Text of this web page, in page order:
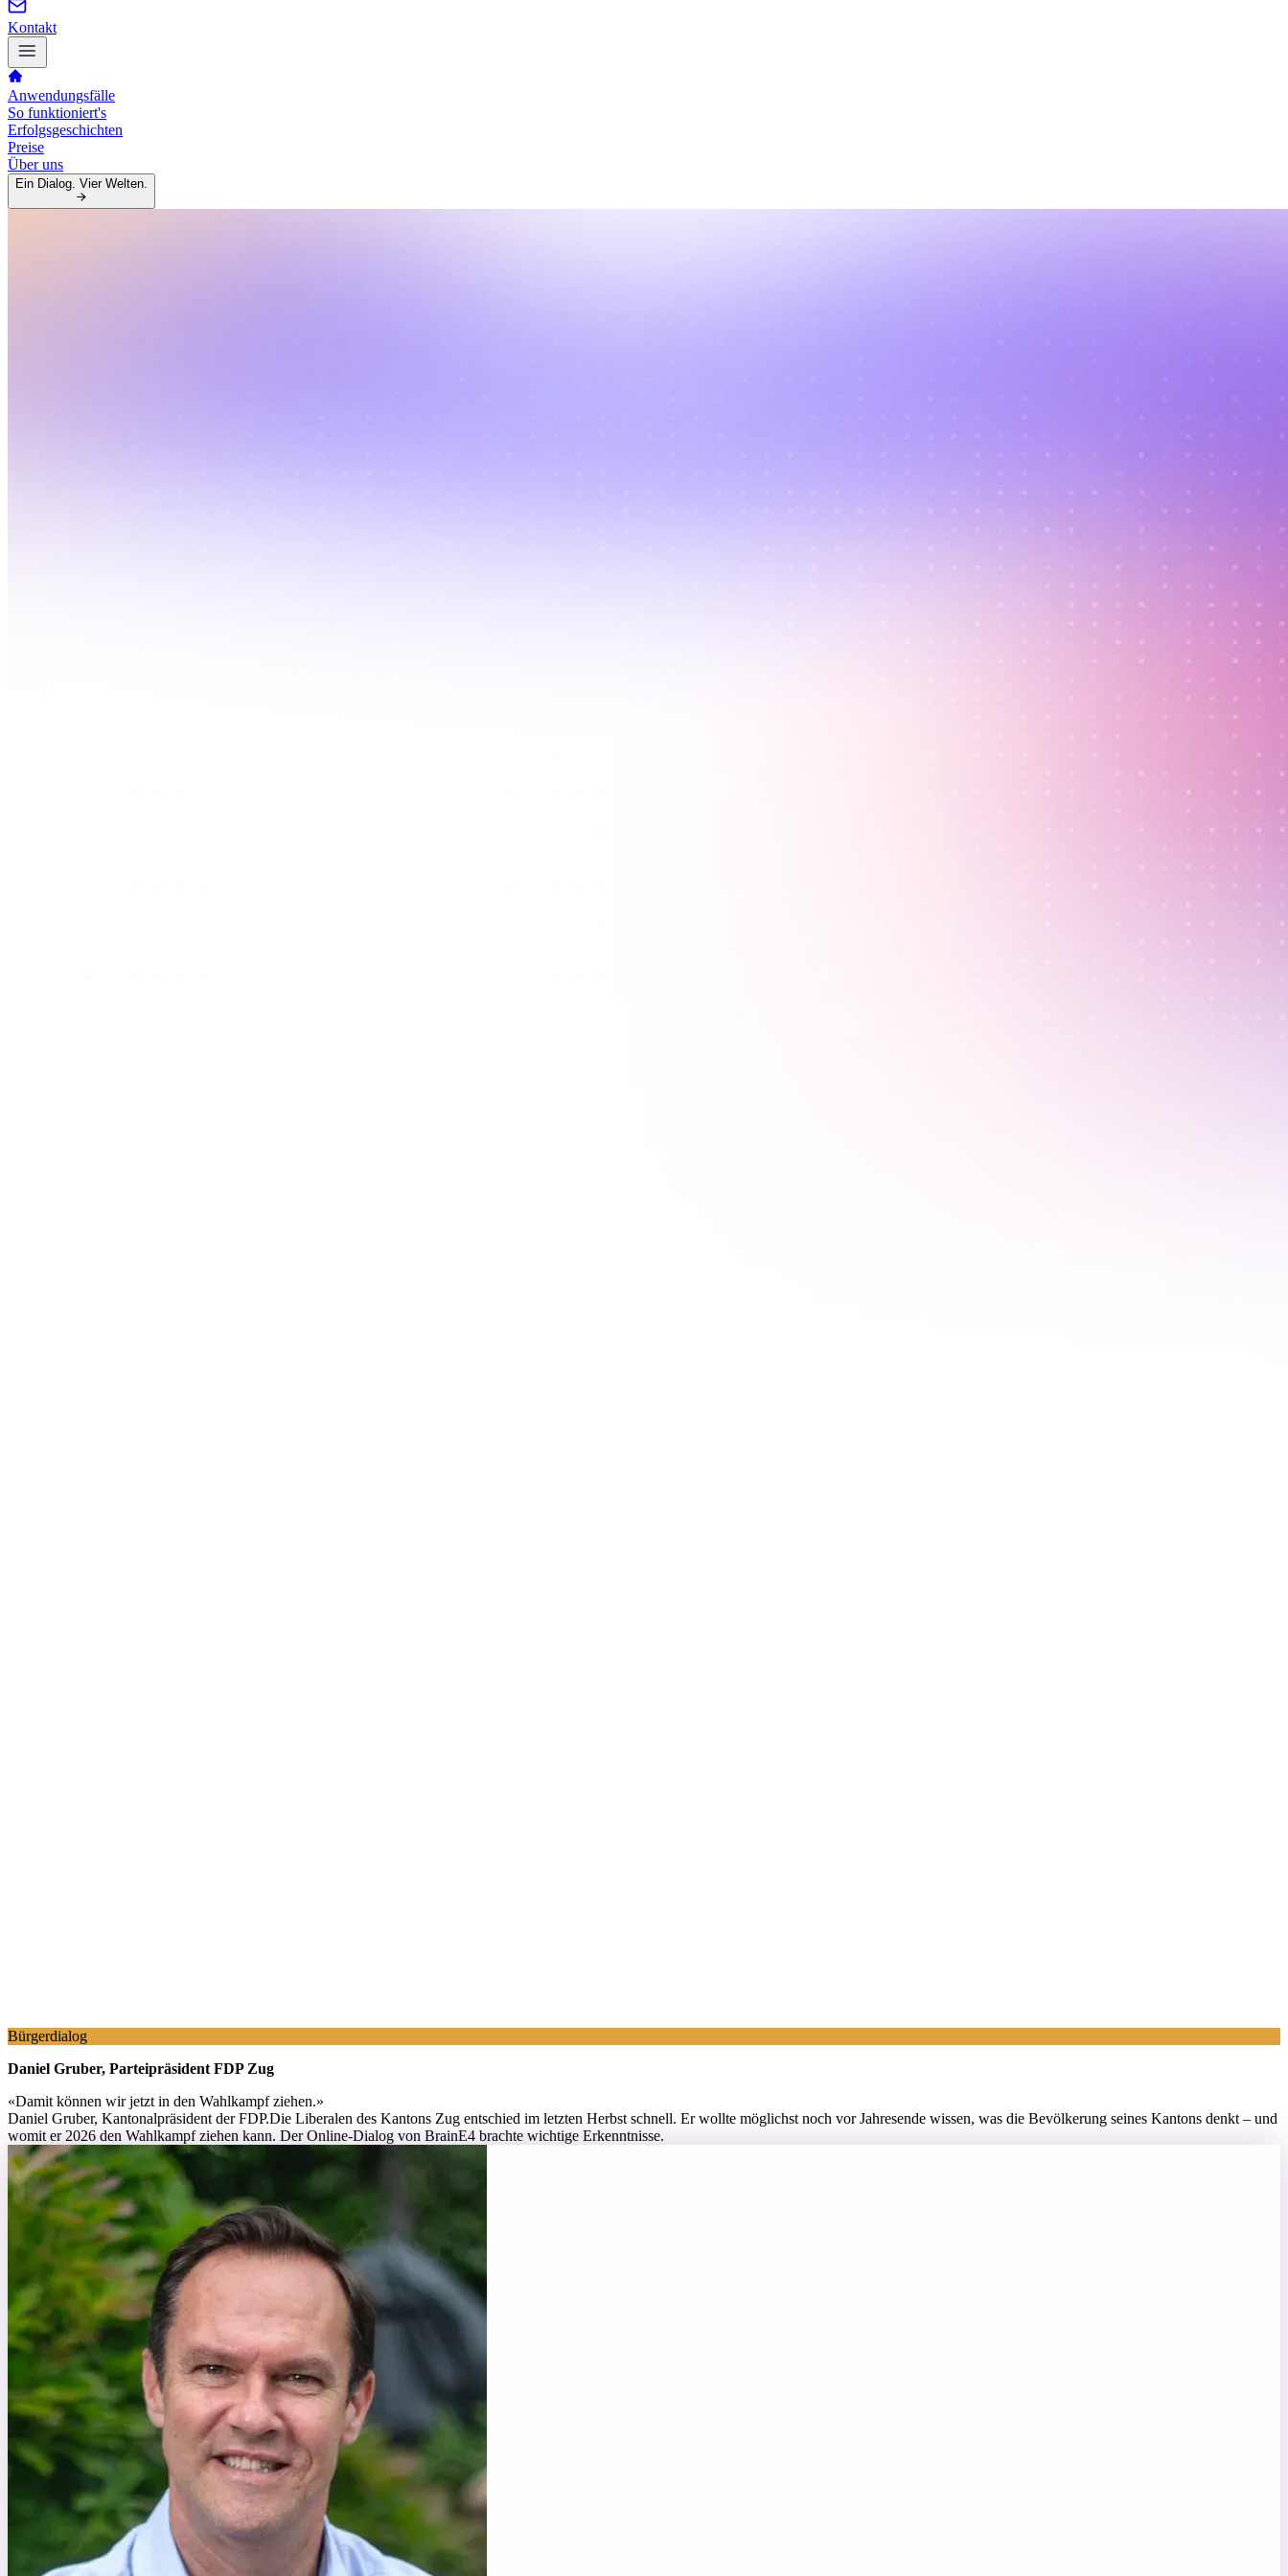
Kontakt
Anwendungsfälle
So funktioniert's
Erfolgsgeschichten
Preise
Über uns
Ein Dialog. Vier Welten.
Bürgerdialog
Daniel Gruber, Parteipräsident FDP Zug
«Damit können wir jetzt in den Wahlkampf ziehen.»
Daniel Gruber, Kantonalpräsident der FDP.Die Liberalen des Kantons Zug entschied im letzten Herbst schnell. Er wollte möglichst noch vor Jahresende wissen, was die Bevölkerung seines Kantons denkt – und
womit er 2026 den Wahlkampf ziehen kann. Der Online-Dialog von BrainE4 brachte wichtige Erkenntnisse.